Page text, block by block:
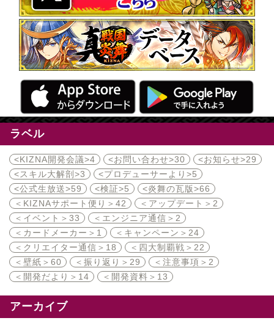
ラベル
<KIZNA開発会議>4 <お問い合わせ>30 <お知らせ>29
<スキル大解剖>3 <プロデューサーより>5
<公式生放送>59 <検証>5 <炎舞の瓦版>66
＜KIZNAサポート便り＞ 42 ＜アップデート＞ 2
＜イベント＞ 33 ＜エンジニア通信＞ 2
＜カードメーカー＞ 1 ＜キャンペーン＞ 24
＜クリエイター通信＞ 18 ＜四大制覇戦＞ 22
＜壁紙＞ 60 ＜振り返り＞ 29 ＜注意事項＞ 2
＜開発だより＞ 14 ＜開発資料＞ 13
アーカイブ